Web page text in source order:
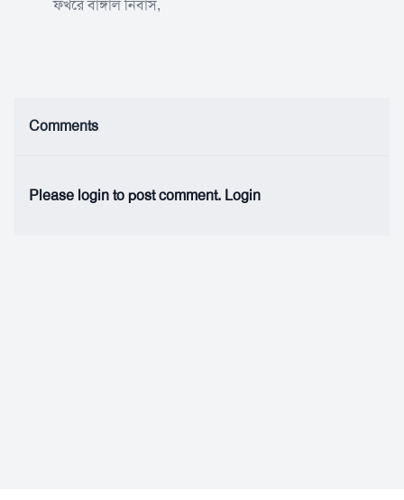
ফখরে বাঙ্গাল নিবাস,
Comments
Please login to post comment. Login